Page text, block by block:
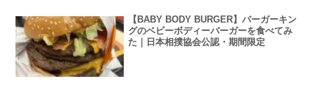
【BABY BODY BURGER】バーガーキン
グのベビーボディーバーガーを食べてみ
た｜日本相撲協会公認・期間限定